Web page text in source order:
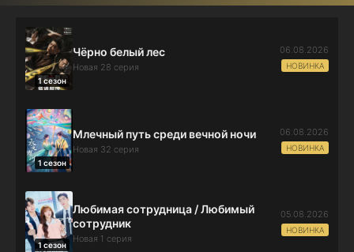
1 сезон
Чёрно белый лес
Новая 28 серия
06.08.2026
НОВИНКА
1 сезон
Млечный путь среди вечной ночи
Новая 32 серия
06.08.2026
НОВИНКА
1 сезон
Любимая сотрудница / Любимый
сотрудник
Новая 1 серия
05.08.2026
НОВИНКА